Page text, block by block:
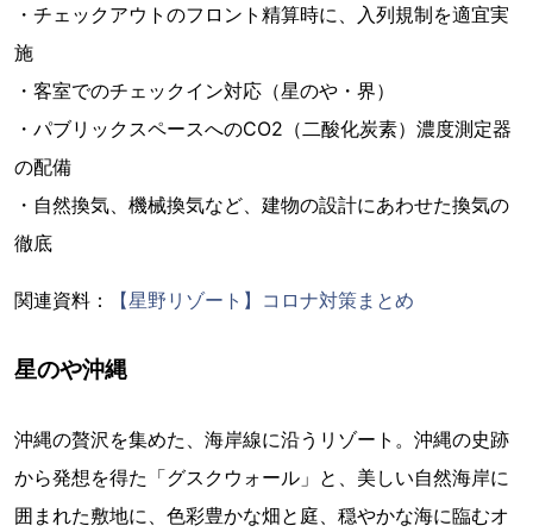
・チェックアウトのフロント精算時に、入列規制を適宜実
施
・客室でのチェックイン対応（星のや・界）
・パブリックスペースへのCO2（二酸化炭素）濃度測定器
の配備
・自然換気、機械換気など、建物の設計にあわせた換気の
徹底
関連資料： 【星野リゾート】コロナ対策まとめ
星のや沖縄
沖縄の贅沢を集めた、海岸線に沿うリゾート。沖縄の史跡
から発想を得た「グスクウォール」と、美しい自然海岸に
囲まれた敷地に、色彩豊かな畑と庭、穏やかな海に臨むオ